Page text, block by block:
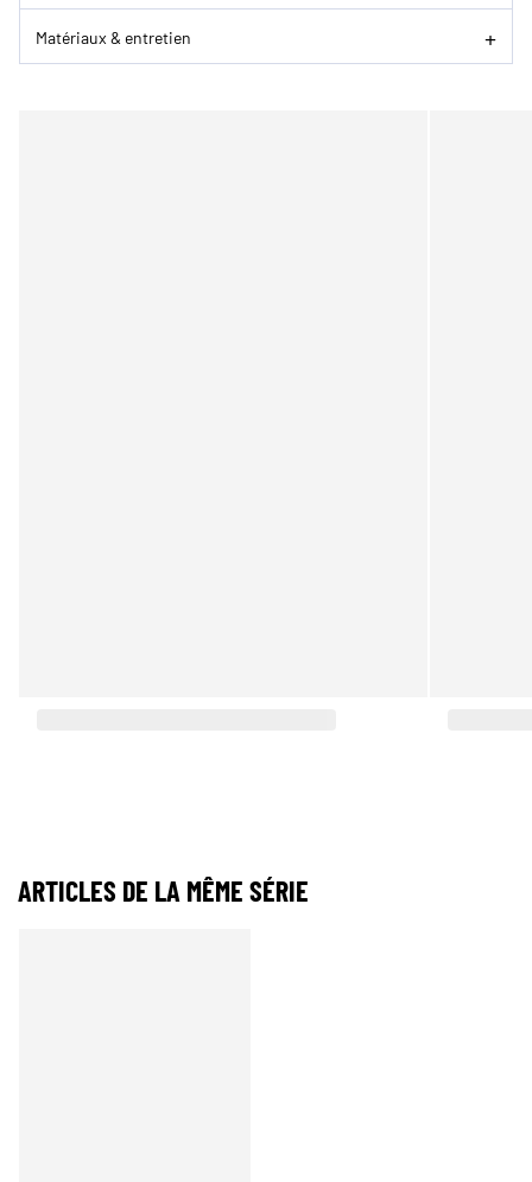
Matériaux & entretien
ARTICLES DE LA MÊME SÉRIE